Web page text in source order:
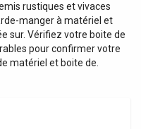
rustiques et vivaces
manger à matériel et
sur. Vérifiez votre boite de
pour confirmer votre
matériel et boite de.